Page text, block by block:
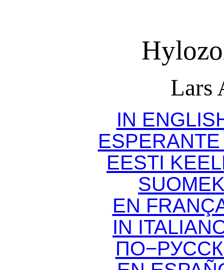
Lars
IN
EESTI
EN
IN